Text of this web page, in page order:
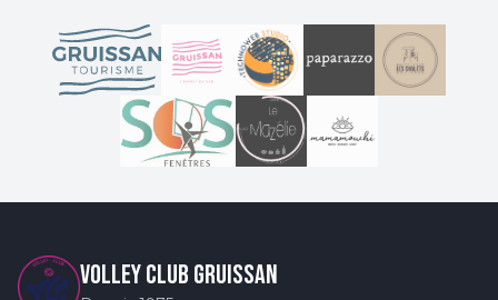
VOLLEY CLUB GRUISSAN